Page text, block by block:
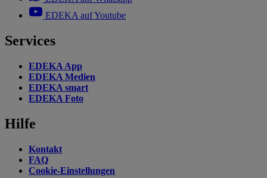
EDEKA auf Youtube
Services
EDEKA App
EDEKA Medien
EDEKA smart
EDEKA Foto
Hilfe
Kontakt
FAQ
Cookie-Einstellungen